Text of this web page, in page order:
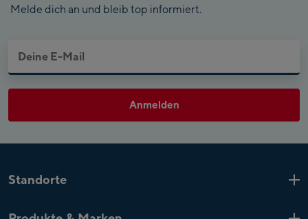
Melde dich an und bleib top informiert.
Anmelden
Standorte